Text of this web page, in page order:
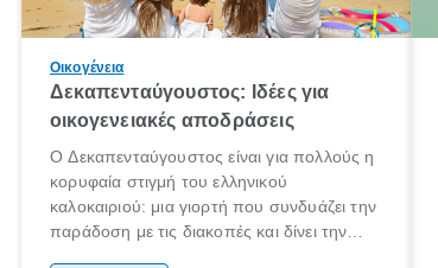
Οικογένεια
Δεκαπενταύγουστος: Ιδέες για
οικογενειακές αποδράσεις
Ο Δεκαπενταύγουστος είναι για πολλούς η
κορυφαία στιγμή του ελληνικού
καλοκαιριού: μια γιορτή που συνδυάζει την
παράδοση με τις διακοπές και δίνει την